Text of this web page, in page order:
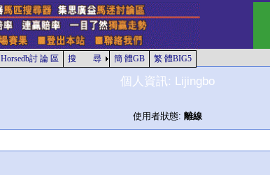
Horsedb討 論 區 搜 尋 簡 體GB 繁 體BIG5
個人資訊: Lijingbo
使用者狀態: 離線